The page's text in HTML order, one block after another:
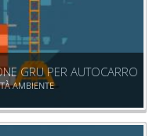
GRU PER AUTOCARRO
AMBIENTE